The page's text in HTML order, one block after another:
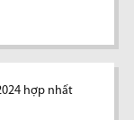
hợp nhất